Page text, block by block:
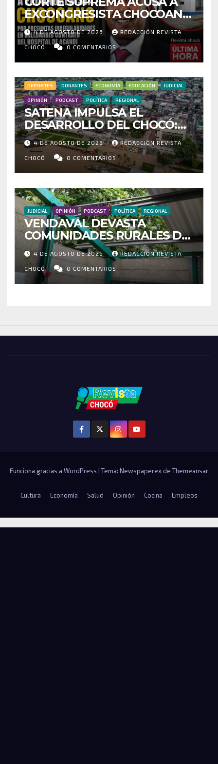
EXCONGRESISTA CHOCOANO
POR PRESUNTAS
IRREGULARIDADES EN
MILLONARIO CONTRATO DEL
HOSPITAL DE ACANDÍ
4 DE AGOSTO DE 2026 REDACCIÓN REVISTA
CHOCÓ 0 COMENTARIOS
DEPORTES DONANTES ECONOMÍA EDUCACIÓN JUDICIAL
OPINIÓN PODCAST POLÍTICA REGIONAL
SATENA IMPULSA EL
DESARROLLO DEL CHOCÓ:
MÁS DE 35 MIL PASAJEROS
MOVILIZADOS Y NUEVAS
RUTAS FORTALECEN LA
CONECTIVIDAD
4 DE AGOSTO DE 2026 REDACCIÓN REVISTA
CHOCÓ 0 COMENTARIOS
JUDICIAL OPINIÓN PODCAST POLÍTICA REGIONAL
VENDAVAL DEVASTA
COMUNIDADES RURALES DE
RIOSUCIO: ESCUELAS,
VIVIENDAS Y CEMENTERIO
ENTRE LOS AFECTADOS
4 DE AGOSTO DE 2026 REDACCIÓN REVISTA
CHOCÓ 0 COMENTARIOS
Funciona gracias a WordPress Tema: Newspaperex de Themeansar
Cultura Economía Salud Opinión Cocina Empleos